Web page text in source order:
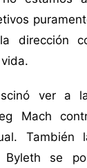
dirección
ver a
Mach
También
Byleth se